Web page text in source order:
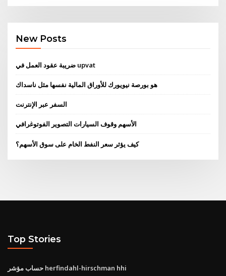
New Posts
ضريبة عقود العمل في upvat
هو بورصة نيويورك للأوراق المالية نفسها مثل ناسداك
السفر عبر الإنترنت
الأسهم وقوف السيارات التصوير الفوتوغرافي
كيف يؤثر سعر النفط الخام على سوق الأسهم؟
Top Stories
حساب مؤشر herfindahl-hirschman hhi